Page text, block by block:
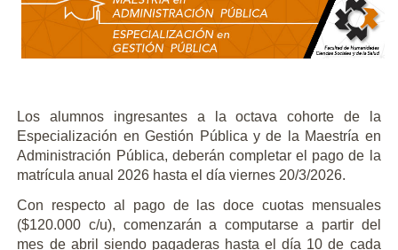
Los alumnos ingresantes a la octava cohorte de la
Especialización en Gestión Pública y de la Maestría en
Administración Pública, deberán completar el pago de la
matrícula anual 2026 hasta el día viernes 20/3/2026.
Con respecto al pago de las doce cuotas mensuales
($120.000 c/u), comenzarán a computarse a partir del
mes de abril siendo pagaderas hasta el día 10 de cada